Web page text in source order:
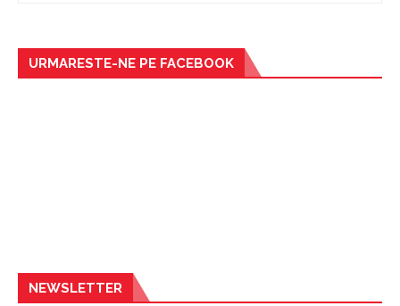
URMARESTE-NE PE FACEBOOK
NEWSLETTER